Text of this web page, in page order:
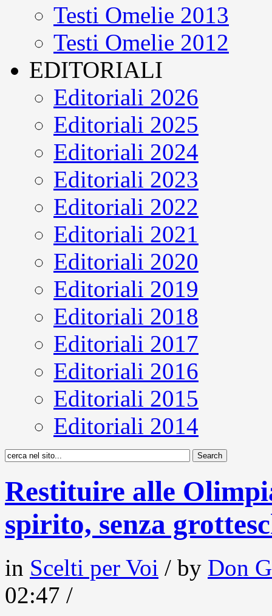
Testi Omelie 2013
Testi Omelie 2012
EDITORIALI
Editoriali 2026
Editoriali 2025
Editoriali 2024
Editoriali 2023
Editoriali 2022
Editoriali 2021
Editoriali 2020
Editoriali 2019
Editoriali 2018
Editoriali 2017
Editoriali 2016
Editoriali 2015
Editoriali 2014
Restituire alle
spirito, senza
in Scelti per Voi / by Don
02:47 /